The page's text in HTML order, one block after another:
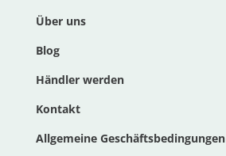
Über uns
Blog
Händler werden
Kontakt
Allgemeine Geschäftsbedingungen